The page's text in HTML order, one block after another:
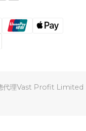
代理Vast Profit Limited